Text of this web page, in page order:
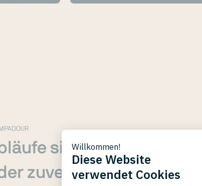
sind für uns
zuverlässigen